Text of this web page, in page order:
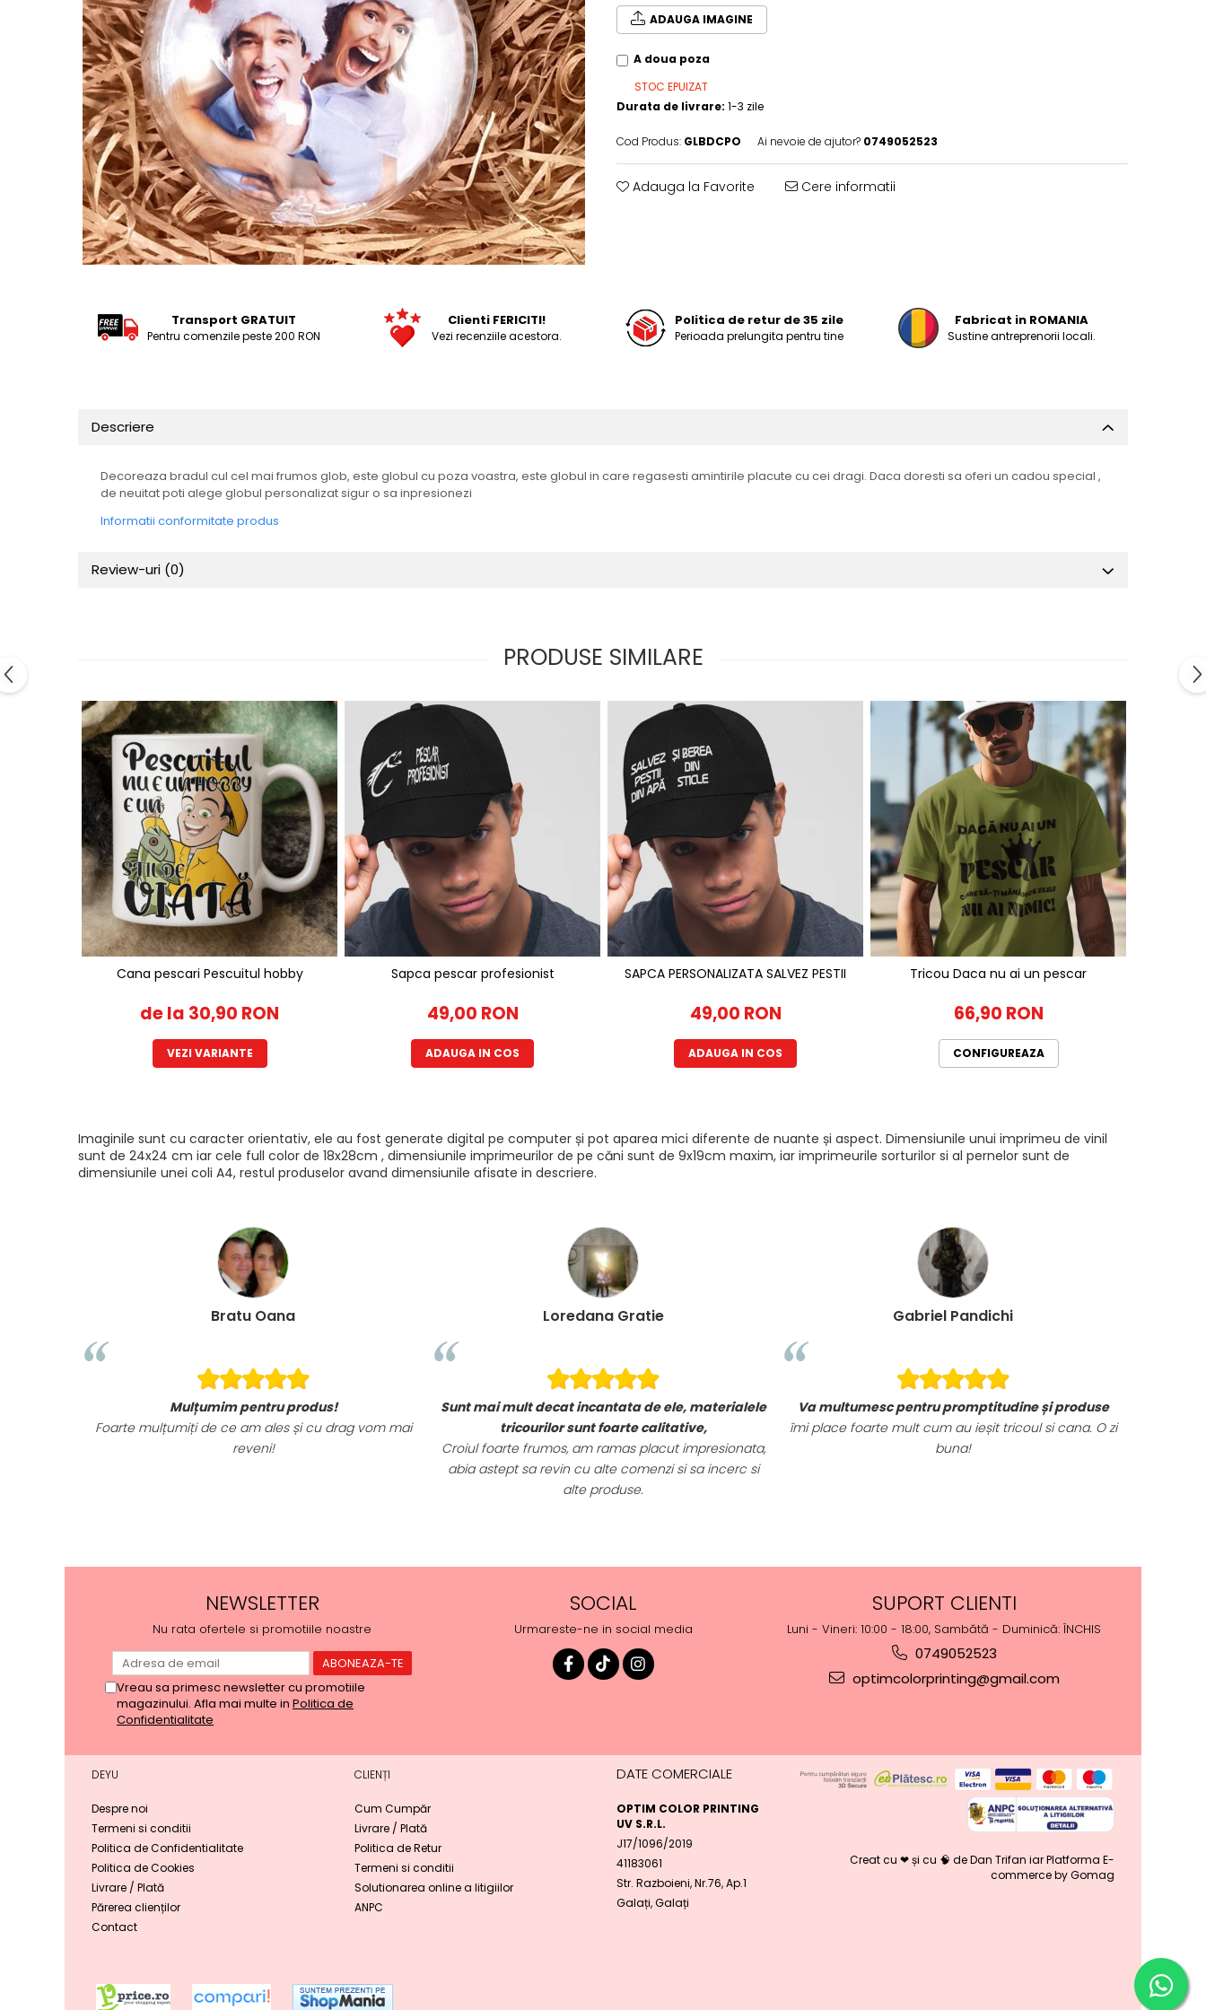
Tricouri Mecanici
Tricouri Fermieri
Tricouri Bere
Tricouri Auto
Tricouri Rock si Tribal
Tricouri Aniversare
Tricouri Cupluri
Tricouri Burlaci
Tricouri Familie
Tricouri Motivationale
Tricouri Animalute
Tricouri Gameri
Tricouri Mesaje Virale
Tricouri Vesele
Tricouri Zicale Romanesti
Facebook
ADAUGA IMAGINE
A doua poza
STOC EPUIZAT
Durata de livrare: 1-3 zile
Cod Produs: GLBDCPO Ai nevoie de ajutor? 0749052523
Adauga la Favorite Cere informatii
Transport GRATUIT
Pentru comenzile peste 200 RON
Clienti FERICITI!
Vezi recenziile acestora.
Politica de retur de 35 zile
Perioada prelungita pentru tine
Fabricat in ROMANIA
Sustine antreprenorii locali.
Descriere
Decoreaza bradul cul cel mai frumos glob, este globul cu poza voastra, este globul in care regasesti amintirile placute cu cei dragi. Daca doresti sa oferi un cadou special ,
de neuitat poti alege globul personalizat sigur o sa inpresionezi
Informatii conformitate produs
Review-uri (0)
PRODUSE SIMILARE
Cana pescari Pescuitul hobby
de la 30,90 RON
VEZI VARIANTE
Sapca pescar profesionist
49,00 RON
ADAUGA IN COS
SAPCA PERSONALIZATA SALVEZ PESTII
49,00 RON
ADAUGA IN COS
Tricou Daca nu ai un pescar
66,90 RON
CONFIGUREAZA
Imaginile sunt cu caracter orientativ, ele au fost generate digital pe computer și pot aparea mici diferente de nuante și aspect. Dimensiunile unui imprimeu de vinil
sunt de 24x24 cm iar cele full color de 18x28cm , dimensiunile imprimeurilor de pe căni sunt de 9x19cm maxim, iar imprimeurile sorturilor si al pernelor sunt de
dimensiunile unei coli A4, restul produselor avand dimensiunile afisate in descriere.
Bratu Oana
Mulțumim pentru produs!
Foarte mulțumiți de ce am ales și cu drag vom mai
reveni!
Loredana Gratie
Sunt mai mult decat incantata de ele, materialele
tricourilor sunt foarte calitative,
Croiul foarte frumos, am ramas placut impresionata,
abia astept sa revin cu alte comenzi si sa incerc si
alte produse.
Gabriel Pandichi
Va multumesc pentru promptitudine și produse
îmi place foarte mult cum au ieșit tricoul si cana. O zi
buna!
NEWSLETTER
Nu rata ofertele si promotiile noastre
Vreau sa primesc newsletter cu promotiile
magazinului. Afla mai multe in Politica de
Confidentialitate
SOCIAL
Urmareste-ne in social media
SUPORT CLIENTI
Luni - Vineri: 10:00 - 18:00, Sambătă - Duminică: ÎNCHIS
0749052523
optimcolorprinting@gmail.com
DEYU
Despre noi
Termeni si conditii
Politica de Confidentialitate
Politica de Cookies
Livrare / Plată
Părerea clienților
Contact
CLIENȚI
Cum Cumpăr
Livrare / Plată
Politica de Retur
Termeni si conditii
Solutionarea online a litigiilor
ANPC
DATE COMERCIALE
OPTIM COLOR PRINTING
UV S.R.L.
J17/1096/2019
41183061
Str. Razboieni, Nr.76, Ap.1
Galați, Galați
Creat cu ❤ și cu 🧠 de Dan Trifan iarPlatforma E-
commerce by Gomag